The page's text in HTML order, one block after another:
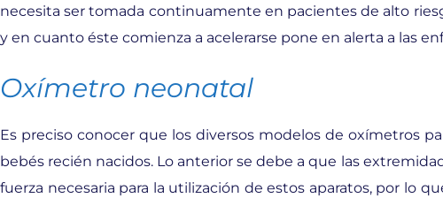
necesita ser tomada continuamente en pacientes de alto
y en cuanto éste comienza a acelerarse pone en alerta a las
Oxímetro neonatal
Es preciso conocer que los diversos modelos de oxímetros
bebés recién nacidos. Lo anterior se debe a que las
fuerza necesaria para la utilización de estos aparatos, por lo